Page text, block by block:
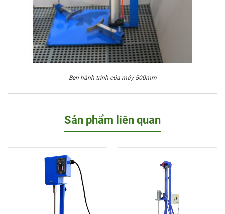
Ben hành trình của máy 500mm
Sản phẩm liên quan